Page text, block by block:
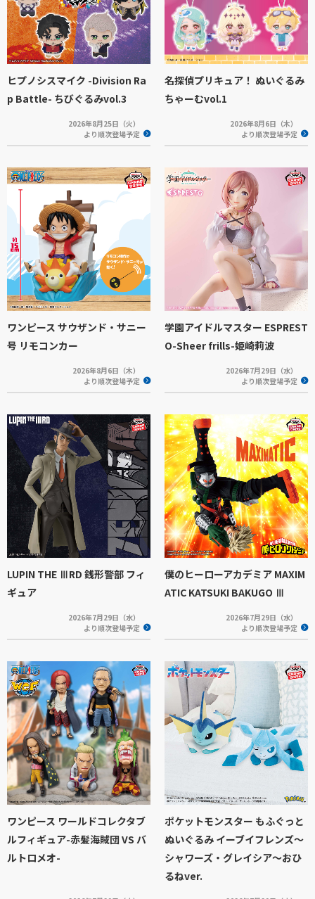
ヒプノシスマイク -Division Ra
p Battle- ちびぐるみvol.3
2026年8月25日（火）
より順次登場予定
名探偵プリキュア！ ぬいぐるみ
ちゃーむvol.1
2026年8月6日（木）
より順次登場予定
ワンピース サウザンド・サニー
号 リモコンカー
2026年8月6日（木）
より順次登場予定
学園アイドルマスター ESPREST
O-Sheer frills-姫崎莉波
2026年7月29日（水）
より順次登場予定
LUPIN THE ⅢRD 銭形警部 フィ
ギュア
2026年7月29日（水）
より順次登場予定
僕のヒーローアカデミア MAXIM
ATIC KATSUKI BAKUGO Ⅲ
2026年7月29日（水）
より順次登場予定
ワンピース ワールドコレクタブ
ルフィギュア-赤髪海賊団 VS バ
ルトロメオ-
ポケットモンスター もふぐっと
ぬいぐるみ イーブイフレンズ～
シャワーズ・グレイシア～おひ
るねver.